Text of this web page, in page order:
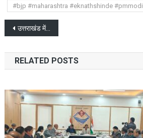
#bjp #maharashtra #eknathshinde #pmmodi
Post
navigation
उत्तराखंड में भूतापीय ऊर्जा के अन्वेषण और विकास में जुड़ेगा नया आयाम
RELATED POSTS